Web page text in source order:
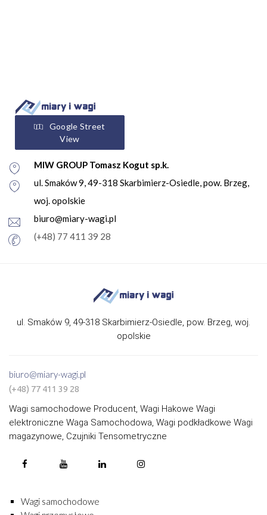
Google Street
View
MIW GROUP Tomasz Kogut sp.k.
ul. Smaków 9, 49-318 Skarbimierz-Osiedle, pow. Brzeg,
woj. opolskie
biuro@miary-wagi.pl
(+48) 77 411 39 28
ul. Smaków 9, 49-318 Skarbimierz-Osiedle, pow. Brzeg, woj.
opolskie
biuro@miary-wagi.pl
(+48) 77 411 39 28
Wagi samochodowe Producent, Wagi Hakowe Wagi
elektroniczne Waga Samochodowa, Wagi podkładkowe Wagi
magazynowe, Czujniki Tensometryczne
Wagi samochodowe